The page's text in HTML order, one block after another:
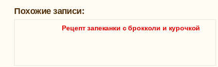
Похожие записи:
Рецепт запеканки с брокколи и курочкой